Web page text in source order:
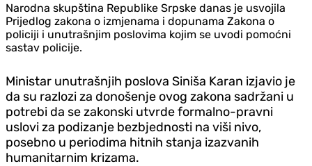
Narodna skupština Republike Srpske danas je usvojila
Prijedlog zakona o izmjenama i dopunama Zakona o
policiji i unutrašnjim poslovima kojim se uvodi pomoćni
sastav policije.
Ministar unutrašnjih poslova Siniša Karan izjavio je
da su razlozi za donošenje ovog zakona sadržani u
potrebi da se zakonski utvrde formalno-pravni
uslovi za podizanje bezbjednosti na viši nivo,
posebno u periodima hitnih stanja izazvanih
humanitarnim krizama.